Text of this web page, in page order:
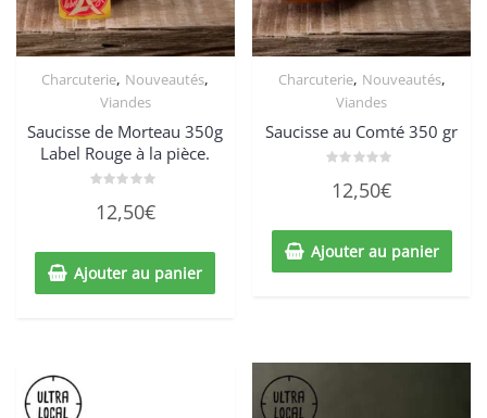
Charcuterie, Nouveautés,
Viandes
Saucisse de Morteau 350g
Label Rouge à la pièce.
0
sur
12,50€
Ajouter au panier
Charcuterie, Nouveautés,
Viandes
Saucisse au Comté 350 gr
0
sur
12,50€
Ajouter au panier